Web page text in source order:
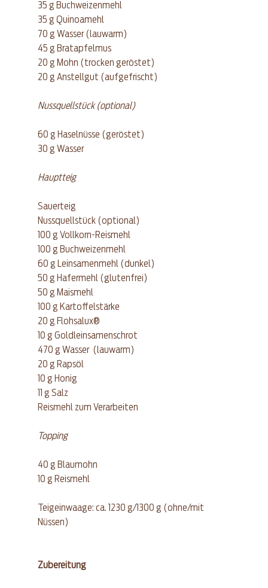
35 g Buchweizenmehl
35 g Quinoamehl
70 g Wasser (lauwarm)
45 g Bratapfelmus
20 g Mohn (trocken geröstet)
20 g Anstellgut (aufgefrischt)
Nussquellstück (optional)
60 g Haselnüsse (geröstet)
30 g Wasser
Hauptteig
Sauerteig
Nussquellstück (optional)
100 g Vollkorn-Reismehl
100 g Buchweizenmehl
60 g Leinsamenmehl (dunkel)
50 g Hafermehl (glutenfrei)
50 g Maismehl
100 g Kartoffelstärke
20 g Flohsalux®
10 g Goldleinsamenschrot
470 g Wasser  (lauwarm)
20 g Rapsöl
10 g Honig
11 g Salz
Reismehl zum Verarbeiten
Topping
40 g Blaumohn
10 g Reismehl
Teigeinwaage: ca. 1230 g/1300 g (ohne/mit
Nüssen)
Zubereitung